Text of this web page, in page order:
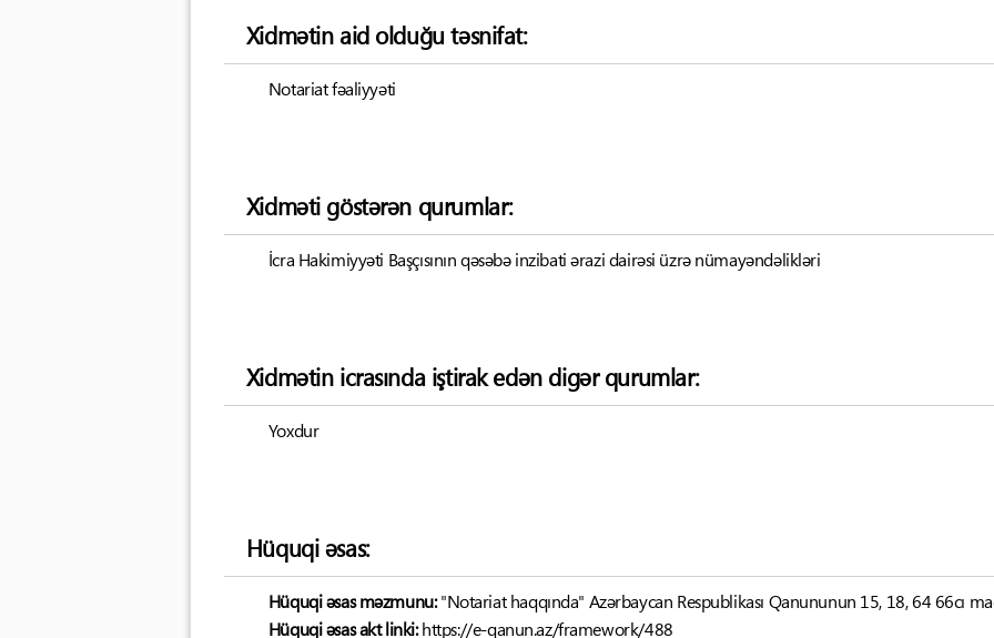
Xidmətin aid olduğu təsnifat:
Notariat fəaliyyəti
Xidməti göstərən qurumlar:
İcra Hakimiyyəti Başçısının qəsəbə inzibati ərazi dairəsi üzrə nümayəndəlikləri
Xidmətin icrasında iştirak edən digər qurumlar:
Yoxdur
Hüquqi əsas:
Hüquqi əsas məzmunu:"Notariat haqqında" Azərbaycan Respublikası Qanununun 15, 18, 64 66cı
Hüquqi əsas akt linki:https://e-qanun.az/framework/488